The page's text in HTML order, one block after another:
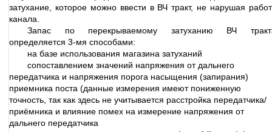
затухание, которое можно ввести в ВЧ тракт, не нарушая
канала.
Запас по перекрываемому затуханию ВЧ
определяется 3-мя способами:
на базе использования магазина затуханий
сопоставлением значений напряжения от дальнего
передатчика и напряжения порога насыщения (запирания)
приемника поста (данные измерения имеют пониженную
точность, так как здесь не учитывается расстройка передатчика/
приёмника и влияние помех на измерение напряжения от
дальнего передатчика